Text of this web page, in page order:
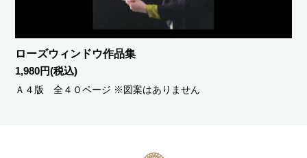
ローズウィンドウ作品集
1,980円(税込)
Ａ４版 全４０ページ ※図案はありません